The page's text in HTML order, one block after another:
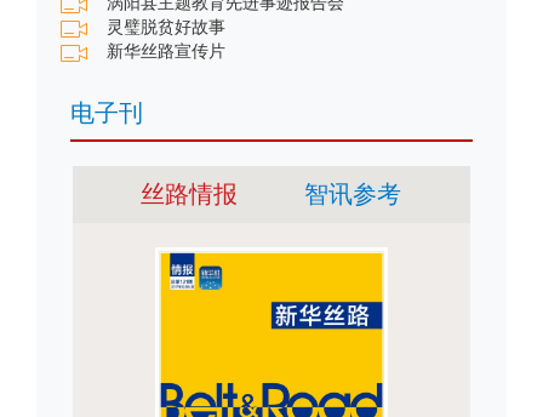
灵璧脱贫好故事
新华丝路宣传片
电子刊
丝路情报 智讯参考